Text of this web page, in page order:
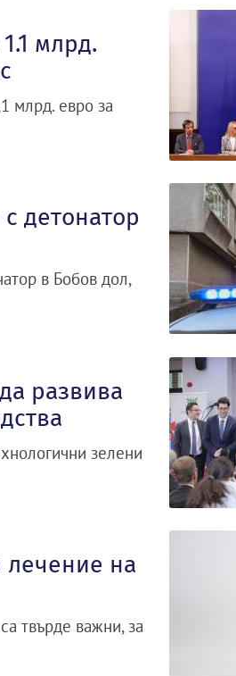
млрд.
млрд. евро за
детонатор
в Бобов дол,
развива
зелени
лечение на
твърде важни, за